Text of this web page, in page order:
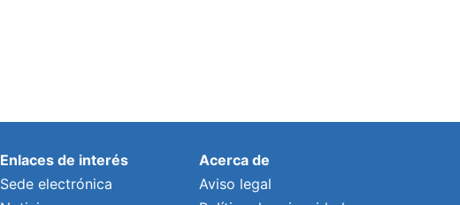
Enlaces de interés
Sede electrónica
Acerca de
Aviso legal